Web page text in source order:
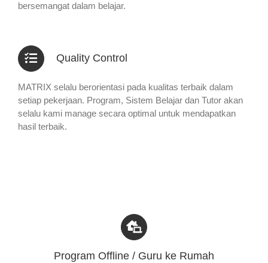
bersemangat dalam belajar.
Quality Control
MATRIX selalu berorientasi pada kualitas terbaik dalam
setiap pekerjaan. Program, Sistem Belajar dan Tutor akan
selalu kami manage secara optimal untuk mendapatkan
hasil terbaik.
Program Offline / Guru ke Rumah